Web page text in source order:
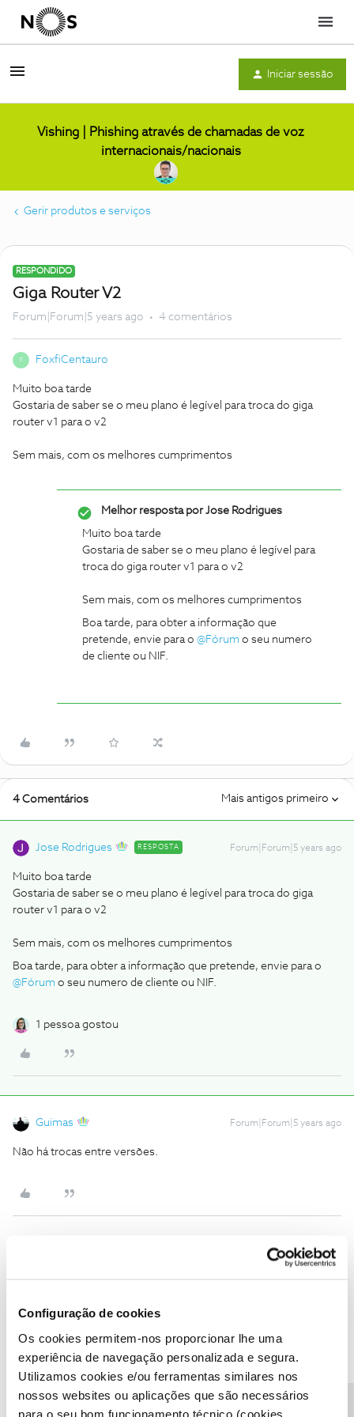
Configuração de cookies
Os cookies permitem-nos proporcionar lhe uma
experiência de navegação personalizada e segura.
Utilizamos cookies e/ou ferramentas similares nos
nossos websites ou aplicações que são necessários
para o seu bom funcionamento técnico (cookies
Menu
Iniciar sessão
Vishing | Phishing através de chamadas de voz
internacionais/nacionais
Gerir produtos e serviços
RESPONDIDO
Giga Router V2
Forum|Forum|5 years ago 4 comentários
F FoxfiCentauro
Muito boa tarde
Gostaria de saber se o meu plano é legível para troca do giga
router v1 para o v2
Sem mais, com os melhores cumprimentos
Melhor resposta porJose Rodrigues
Muito boa tarde
Gostaria de saber se o meu plano é legível para
troca do giga router v1 para o v2
Sem mais, com os melhores cumprimentos
Boa tarde, para obter a informação que
pretende, envie para o @Fórum o seu numero
de cliente ou NIF.
4 Comentários Mais antigos primeiro
Jose Rodrigues RESPOSTA Forum|Forum|5 years ago
Muito boa tarde
Gostaria de saber se o meu plano é legível para troca do giga
router v1 para o v2
Sem mais, com os melhores cumprimentos
Boa tarde, para obter a informação que pretende, envie para o
@Fórum o seu numero de cliente ou NIF.
1 pessoa gostou
Guimas Forum|Forum|5 years ago
Não há trocas entre versões.
Forum|Forum|5 years ago
Mediante renovação de contrato poderá ser possível a troca para
@Diogo